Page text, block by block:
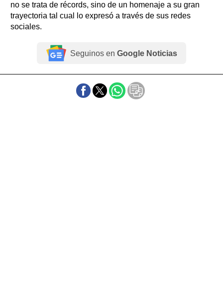
no se trata de récords, sino de un homenaje a su gran
trayectoria tal cual lo expresó a través de sus redes
sociales.
Seguinos en Google Noticias